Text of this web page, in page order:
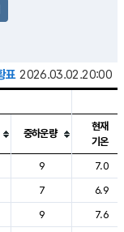
표 2026.03.02.20:00
, 기압등을 안내한 표입
중하운량
현재
기온
9
7.0
7
6.9
9
7.6